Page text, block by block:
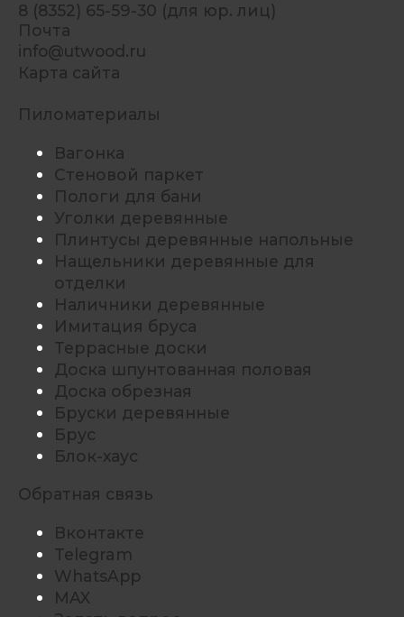
8 (8352) 65-59-30 (для юр. лиц)
Почта
info@utwood.ru
Карта сайта
Пиломатериалы
Вагонка
Стеновой паркет
Пологи для бани
Уголки деревянные
Плинтусы деревянные напольные
Нащельники деревянные для
отделки
Наличники деревянные
Имитация бруса
Террасные доски
Доска шпунтованная половая
Доска обрезная
Бруски деревянные
Брус
Блок-хаус
Обратная связь
Вконтакте
Telegram
WhatsApp
MAX